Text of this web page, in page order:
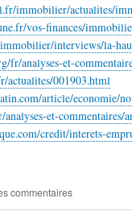
immobilier/actualites/
vos-finances/
interviews/la-
fr/analyses-et-
actualites/001903.html
article/economie/
et-commentaires/
credit/interets-
commentaires